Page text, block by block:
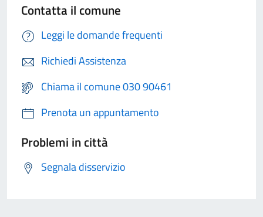
Contatta il comune
Leggi le domande frequenti
Richiedi Assistenza
Chiama il comune 030 90461
Prenota un appuntamento
Problemi in città
Segnala disservizio